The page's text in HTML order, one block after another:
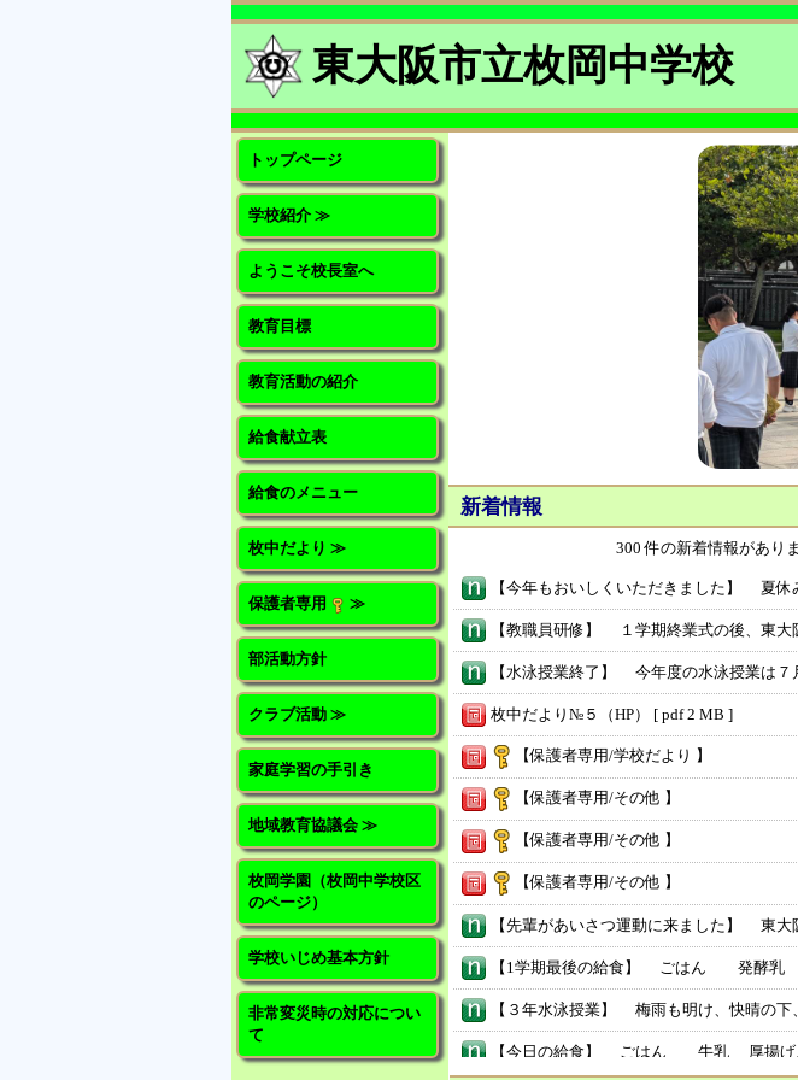
東大阪市立枚岡中学校
トップページ
学校紹介 ≫
ようこそ校長室へ
教育目標
教育活動の紹介
給食献立表
給食のメニュー
枚中だより ≫
保護者専用 ≫
部活動方針
クラブ活動 ≫
家庭学習の手引き
地域教育協議会 ≫
枚岡学園（枚岡中学校区
のページ）
学校いじめ基本方針
非常変災時の対応につい
て
新着情報
300 件の新着情報がありま
枚中だより№５（HP） [ pdf 2 MB ]
【保護者専用/学校だより 】
【保護者専用/その他 】
【保護者専用/その他 】
【保護者専用/その他 】
【今